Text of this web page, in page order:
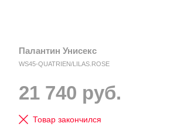
Палантин Унисекс
WS45-QUATRIEN/LILAS.ROSE
21 740 руб.
Товар закончился